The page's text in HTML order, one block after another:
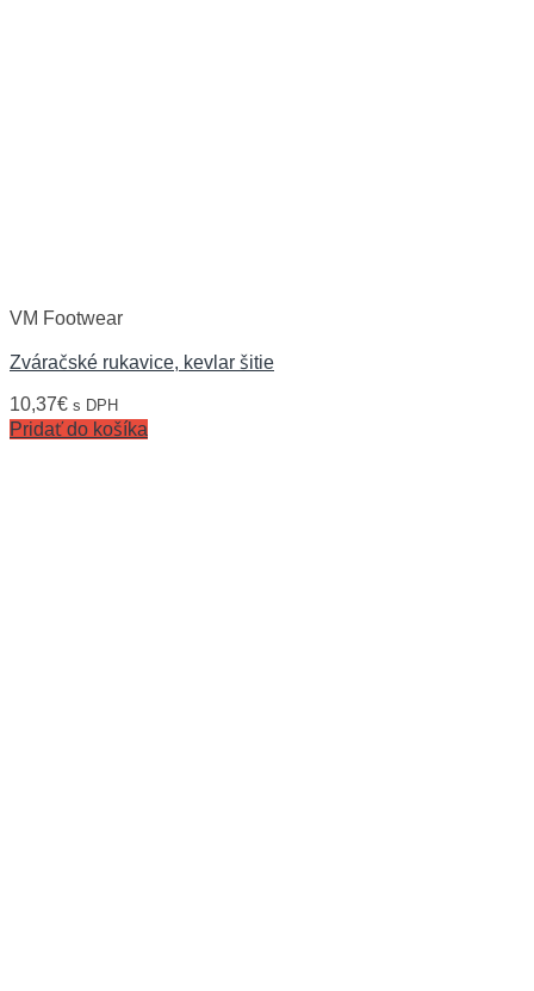
VM Footwear
Zváračské rukavice, kevlar šitie
10,37€ s DPH
Pridať do košíka